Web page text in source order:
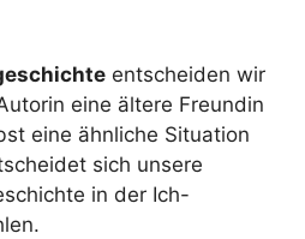
entscheiden wir
eine ältere Freundin
eine ähnliche Situation
sich unsere
in der Ich-